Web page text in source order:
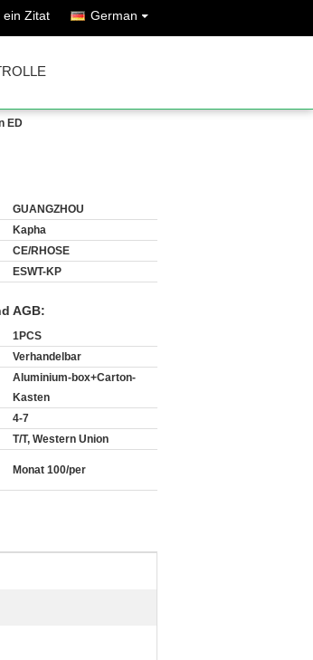
ein Zitat German
ED
GUANGZHOU
Kapha
CE/RHOSE
ESWT-KP
AGB:
1PCS
Verhandelbar
Aluminium-box+Carton-
Kasten
4-7
T/T, Western Union
Monat 100/per